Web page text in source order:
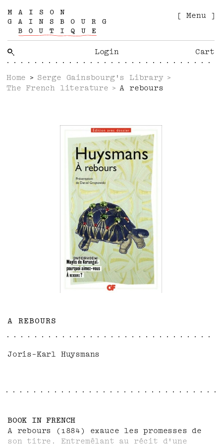
Login Cart
[ Menu ]
Home
Serge Gainsbourg's Library
The French literature
A rebours
A REBOURS
Joris-Karl Huysmans
BOOK IN FRENCH
A rebours (1884) exauce les promesses de
son titre. Entremêlant au récit d'une